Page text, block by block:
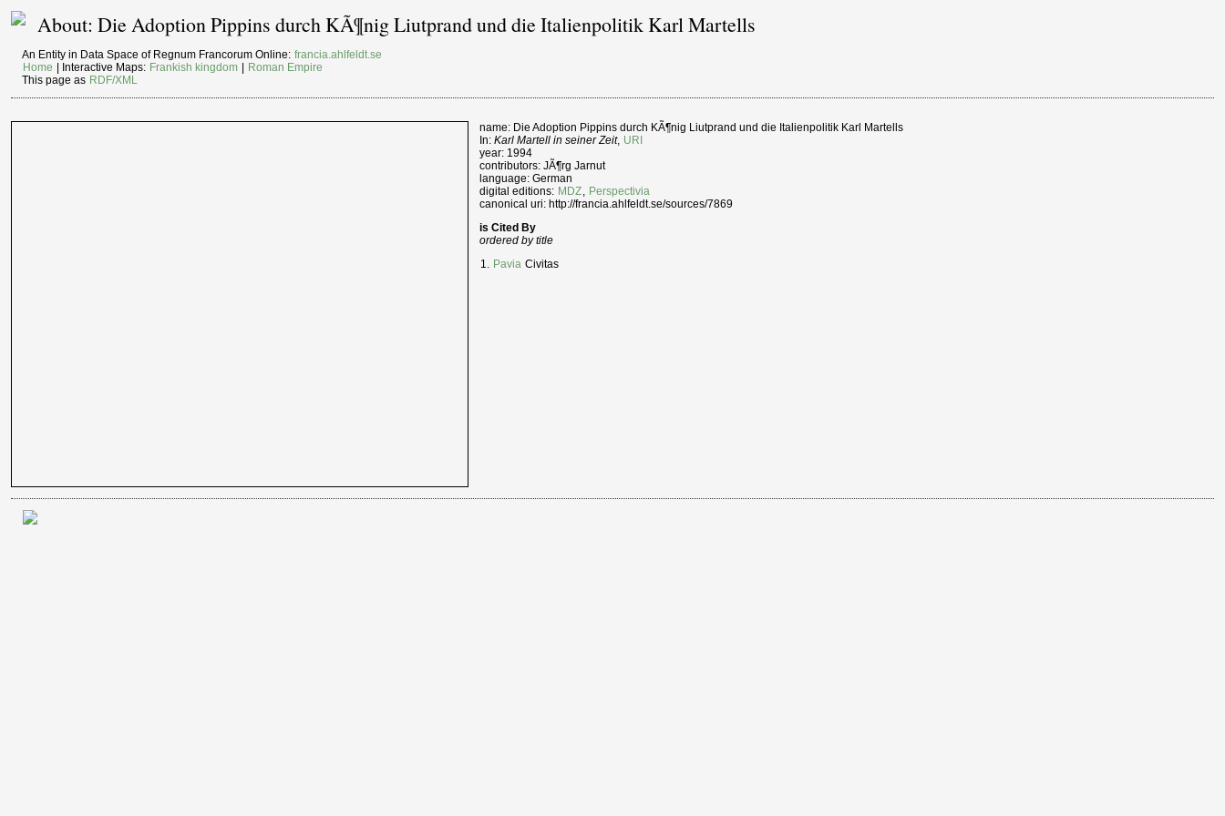
About: Die Adoption Pippins durch KÃ¶nig Liutprand und die Italienpolitik Karl Martells
An Entity in Data Space of Regnum Francorum Online: francia.ahlfeldt.se
Home
| Interactive Maps: Frankish kingdom
Roman Empire
This page as RDF/XML
name: Die Adoption Pippins durch KÃ¶nig Liutprand und die Italienpolitik Karl Martells
In:Karl Martell in seiner Zeit, URI
year: 1994
contributors: JÃ¶rg Jarnut
language: German
digital editions: MDZ
Perspectivia
canonical uri: http://francia.ahlfeldt.se/sources/7869
is Cited By
ordered by title
Pavia Civitas